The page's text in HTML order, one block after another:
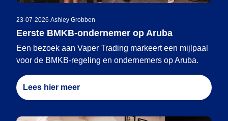
23-07-2026 Ashley Grobben
Eerste BMKB-ondernemer op Aruba
Een bezoek aan Vaper Trading markeert een mijlpaal
voor de BMKB-regeling en ondernemers op Aruba.
Lees hier meer